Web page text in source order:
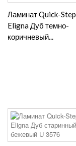
Ламинат Quick-Step
Eligna Дуб темно-
коричневый...